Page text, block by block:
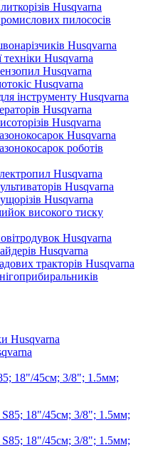
Husqvarna
пилососів
Husqvarna
техніки Husqvarna
Husqvarna
Husqvarna
інструменту Husqvarna
Husqvarna
Husqvarna
Husqvarna
роботів
Husqvarna
Husqvarna
Husqvarna
високого тиску
Husqvarna
Husqvarna
тракторів Husqvarna
Husqvarna
18"/45см; 3/8"; 1.5мм;